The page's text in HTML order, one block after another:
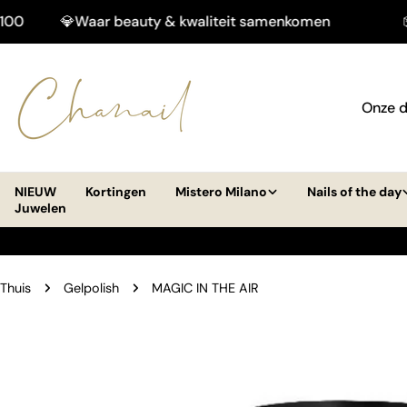
beauty & kwaliteit samenkomen 📦Gratis
Onze
NIEUW Kortingen Mistero Milano Nails of the day
Juwelen
Thuis Gelpolish MAGIC IN THE AIR